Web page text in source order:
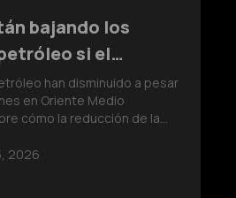
bajando los
si el
Medio aún
han disminuido a pesar
en Oriente Medio
cómo la reducción de la
de Ormuz siguen
estad
2026